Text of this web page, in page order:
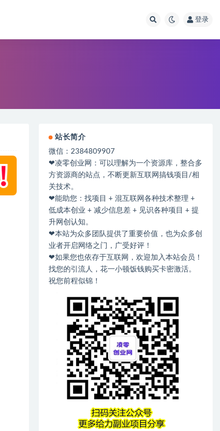
登录
站长简介
微信：2384809907
❤凌零创业网：可以理解为一个资源库，整合多
方资源商的站点，不断更新互联网搞钱项目/相
关技术。
❤能助您：找项目 + 混互联网各种技术整理 +
低成本创业 + 减少信息差 + 见识各种项目 + 提
升网创认知。
❤本站为众多团队提供了重要价值，也为众多创
业者开启网络之门，广受好评！
❤如果您也依存于互联网，欢迎加入本站会员！
找您的引流人，花一小顿饭钱购买卡密激活。
祝您前程似锦！